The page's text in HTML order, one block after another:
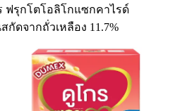
ฟรุกโตโอลิโกแซกคาไรด์
กัดจากถั่วเหลือง 11.7%